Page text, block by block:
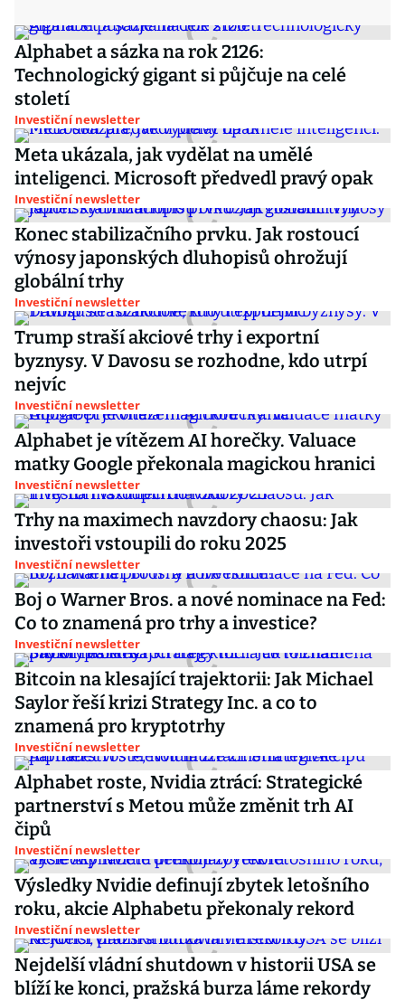
Alphabet a sázka na rok 2126:
Technologický gigant si půjčuje na celé
století
Investiční newsletter
Meta ukázala, jak vydělat na umělé
inteligenci. Microsoft předvedl pravý opak
Investiční newsletter
Konec stabilizačního prvku. Jak rostoucí
výnosy japonských dluhopisů ohrožují
globální trhy
Investiční newsletter
Trump straší akciové trhy i exportní
byznysy. V Davosu se rozhodne, kdo utrpí
nejvíc
Investiční newsletter
Alphabet je vítězem AI horečky. Valuace
matky Google překonala magickou hranici
Investiční newsletter
Trhy na maximech navzdory chaosu: Jak
investoři vstoupili do roku 2025
Investiční newsletter
Boj o Warner Bros. a nové nominace na Fed:
Co to znamená pro trhy a investice?
Investiční newsletter
Bitcoin na klesající trajektorii: Jak Michael
Saylor řeší krizi Strategy Inc. a co to
znamená pro kryptotrhy
Investiční newsletter
Alphabet roste, Nvidia ztrácí: Strategické
partnerství s Metou může změnit trh AI
čipů
Investiční newsletter
Výsledky Nvidie definují zbytek letošního
roku, akcie Alphabetu překonaly rekord
Investiční newsletter
Nejdelší vládní shutdown v historii USA se
blíží ke konci, pražská burza láme rekordy